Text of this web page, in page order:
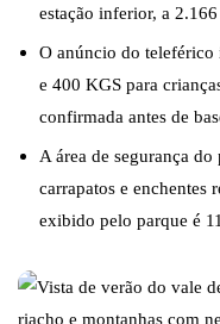
estação inferior, a
O anúncio do
e 400 KGS para
confirmada antes de
A área de segurança
carrapatos e enchentes
exibido pelo parque é